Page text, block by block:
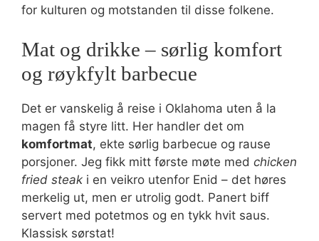
for kulturen og motstanden til disse folkene.
Mat og drikke – sørlig komfort
og røykfylt barbecue
Det er vanskelig å reise i Oklahoma uten å la
magen få styre litt. Her handler det om
komfortmat, ekte sørlig barbecue og rause
porsjoner. Jeg fikk mitt første møte med chicken
fried steak i en veikro utenfor Enid – det høres
merkelig ut, men er utrolig godt. Panert biff
servert med potetmos og en tykk hvit saus.
Klassisk sørstat!